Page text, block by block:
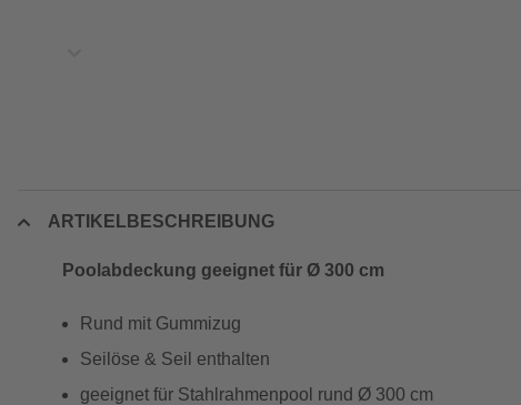
ARTIKELBESCHREIBUNG
Poolabdeckung geeignet für Ø 300 cm
Rund mit Gummizug
Seilöse & Seil enthalten
geeignet für Stahlrahmenpool rund Ø 300 cm